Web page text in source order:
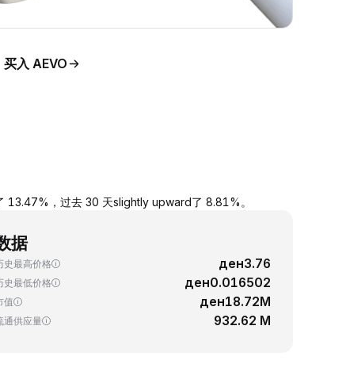
买入 AEVO
，过去 30 天slightly upward了 8.81%。
据
史最高价格 ден3.76
史最低价格 ден0.016502
值 ден18.72M
通供应量 932.62 M